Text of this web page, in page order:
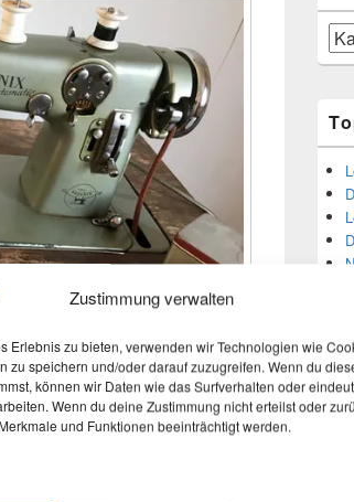
Zustimmung verwalten
Erlebnis zu bieten, verwenden wir Technologien wie
zu speichern und/oder darauf zuzugreifen. Wenn du
können wir Daten wie das Surfverhalten oder
Wenn du deine Zustimmung nicht erteilst oder
und Funktionen beeinträchtigt werden.
ich auf dieser
ich keinen Platz sie zu
Viele Fotos weiter unten!
Tret-Nähmaschine